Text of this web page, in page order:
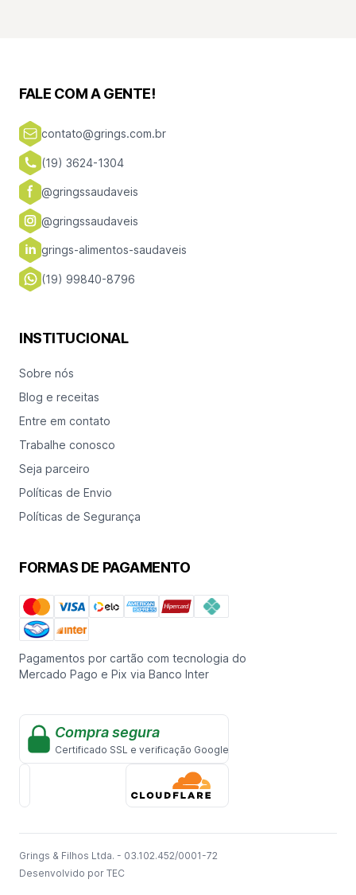
FALE COM A GENTE!
contato@grings.com.br
(19) 3624-1304
@gringssaudaveis
@gringssaudaveis
grings-alimentos-saudaveis
(19) 99840-8796
INSTITUCIONAL
Sobre nós
Blog e receitas
Entre em contato
Trabalhe conosco
Seja parceiro
Políticas de Envio
Políticas de Segurança
FORMAS DE PAGAMENTO
Pagamentos por cartão com tecnologia do
Mercado Pago e Pix via Banco Inter
Compra segura
Certificado SSL e verificação Google
Grings & Filhos Ltda. - 03.102.452/0001-72
Desenvolvido por TEC